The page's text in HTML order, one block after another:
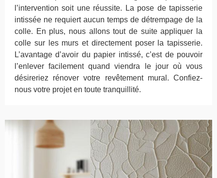
l’intervention soit une réussite. La pose de tapisserie
intissée ne requiert aucun temps de détrempage de la
colle. En plus, nous allons tout de suite appliquer la
colle sur les murs et directement poser la tapisserie.
L’avantage d’avoir du papier intissé, c’est de pouvoir
l’enlever facilement quand viendra le jour où vous
désireriez rénover votre revêtement mural. Confiez-
nous votre projet en toute tranquillité.